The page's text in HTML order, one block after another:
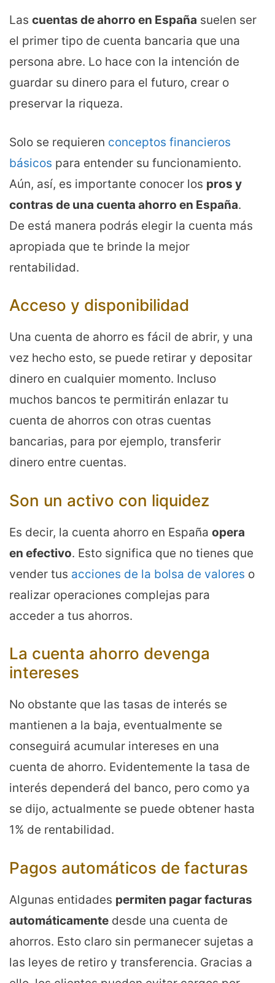
Las cuentas de ahorro en España suelen ser
el primer tipo de cuenta bancaria que una
persona abre. Lo hace con la intención de
guardar su dinero para el futuro, crear o
preservar la riqueza.
Solo se requieren conceptos financieros
básicos para entender su funcionamiento.
Aún, así, es importante conocer los pros y
contras de una cuenta ahorro en España.
De está manera podrás elegir la cuenta más
apropiada que te brinde la mejor
rentabilidad.
Acceso y disponibilidad
Una cuenta de ahorro es fácil de abrir, y una
vez hecho esto, se puede retirar y depositar
dinero en cualquier momento. Incluso
muchos bancos te permitirán enlazar tu
cuenta de ahorros con otras cuentas
bancarias, para por ejemplo, transferir
dinero entre cuentas.
Son un activo con liquidez
Es decir, la cuenta ahorro en España opera
en efectivo. Esto significa que no tienes que
vender tus acciones de la bolsa de valores o
realizar operaciones complejas para
acceder a tus ahorros.
La cuenta ahorro devenga
intereses
No obstante que las tasas de interés se
mantienen a la baja, eventualmente se
conseguirá acumular intereses en una
cuenta de ahorro. Evidentemente la tasa de
interés dependerá del banco, pero como ya
se dijo, actualmente se puede obtener hasta
1% de rentabilidad.
Pagos automáticos de facturas
Algunas entidades permiten pagar facturas
automáticamente desde una cuenta de
ahorros. Esto claro sin permanecer sujetas a
las leyes de retiro y transferencia. Gracias a